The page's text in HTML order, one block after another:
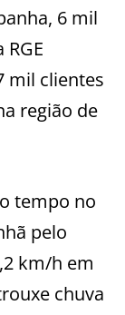
6 mil
mil clientes
região de
tempo no
pelo
km/h em
chuva